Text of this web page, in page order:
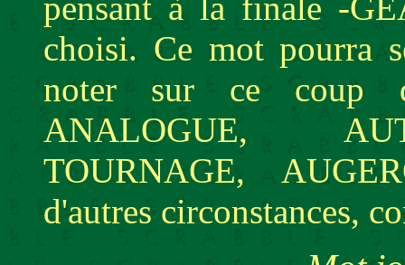
choisi. Ce mot pourra
noter sur ce coup
ANALOGUE,
TOURNAGE,
d'autres circonstances,